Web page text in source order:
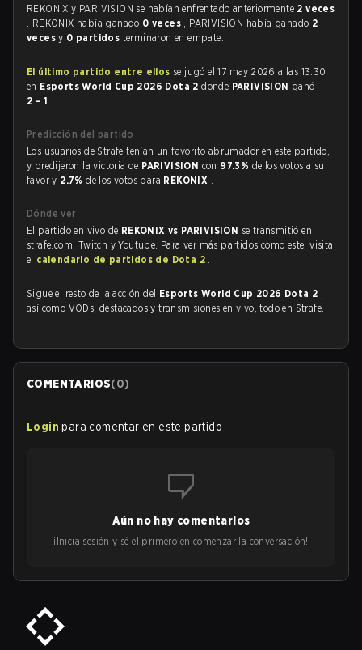
REKONIX y PARIVISION se habían enfrentado anteriormente 2 veces
. REKONIX había ganado 0 veces , PARIVISION había ganado 2
vecesy 0 partidos terminaron en empate.
El último partido entre ellos se jugó el 17 may 2026 a las 13:30
en Esports World Cup 2026 Dota 2donde PARIVISION ganó
2 - 1 .
Predicción del partido
Los usuarios de Strafe tenían un favorito abrumador en este partido,
y predijeron la victoria de PARIVISION con 97.3% de los votos a su
favor y 2.7%de los votos para REKONIX .
Dónde ver
El partido en vivo de REKONIX vs PARIVISION se transmitió en
strafe.com, Twitch y Youtube. Para ver más partidos como este, visita
el calendario de partidos de Dota 2 .
Sigue el resto de la acción del Esports World Cup 2026 Dota 2 ,
así como VODs, destacados y transmisiones en vivo, todo en Strafe.
COMENTARIOS(0)
Login para comentar en este partido
Aún no hay comentarios
¡Inicia sesión y sé el primero en comenzar la conversación!